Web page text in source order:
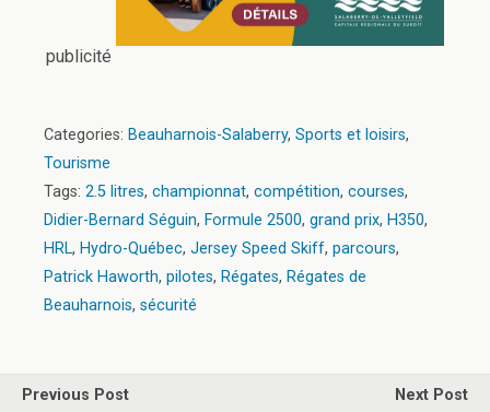
publicité
Categories: Beauharnois-Salaberry, Sports et loisirs,
Tourisme
Tags: 2.5 litres, championnat, compétition, courses,
Didier-Bernard Séguin, Formule 2500, grand prix, H350,
HRL, Hydro-Québec, Jersey Speed Skiff, parcours,
Patrick Haworth, pilotes, Régates, Régates de
Beauharnois, sécurité
Previous Post
Next Post